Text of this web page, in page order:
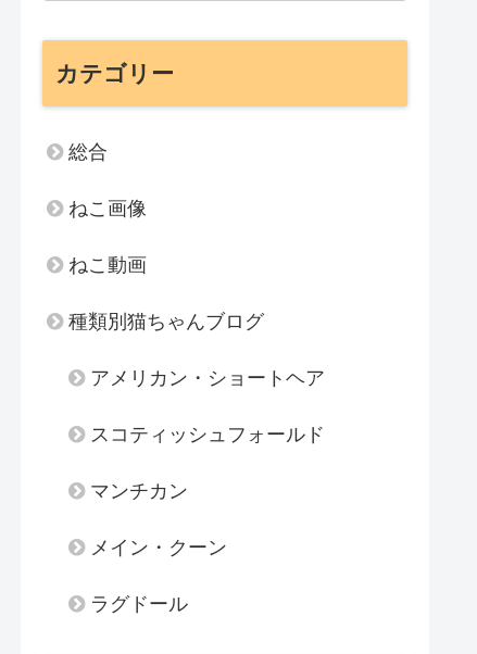
カテゴリー
総合
ねこ画像
ねこ動画
種類別猫ちゃんブログ
アメリカン・ショートヘア
スコティッシュフォールド
マンチカン
メイン・クーン
ラグドール